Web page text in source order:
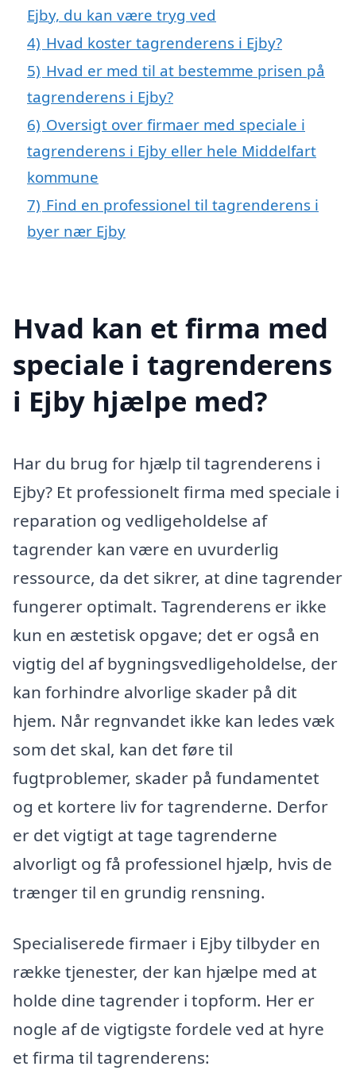
Ejby, du kan være tryg ved
4) Hvad koster tagrenderens i Ejby?
5) Hvad er med til at bestemme prisen på
tagrenderens i Ejby?
6) Oversigt over firmaer med speciale i
tagrenderens i Ejby eller hele Middelfart
kommune
7) Find en professionel til tagrenderens i
byer nær Ejby
Hvad kan et firma med
speciale i tagrenderens
i Ejby hjælpe med?
Har du brug for hjælp til tagrenderens i
Ejby? Et professionelt firma med speciale i
reparation og vedligeholdelse af
tagrender kan være en uvurderlig
ressource, da det sikrer, at dine tagrender
fungerer optimalt. Tagrenderens er ikke
kun en æstetisk opgave; det er også en
vigtig del af bygningsvedligeholdelse, der
kan forhindre alvorlige skader på dit
hjem. Når regnvandet ikke kan ledes væk
som det skal, kan det føre til
fugtproblemer, skader på fundamentet
og et kortere liv for tagrenderne. Derfor
er det vigtigt at tage tagrenderne
alvorligt og få professionel hjælp, hvis de
trænger til en grundig rensning.
Specialiserede firmaer i Ejby tilbyder en
række tjenester, der kan hjælpe med at
holde dine tagrender i topform. Her er
nogle af de vigtigste fordele ved at hyre
et firma til tagrenderens: